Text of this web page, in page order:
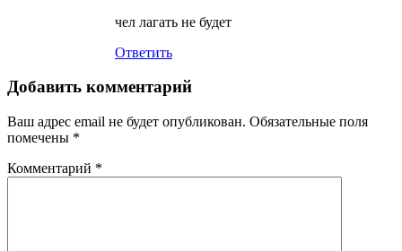
чел лагать не будет
Ответить
Добавить комментарий
Ваш адрес email не будет опубликован. Обязательные поля
помечены *
Комментарий *